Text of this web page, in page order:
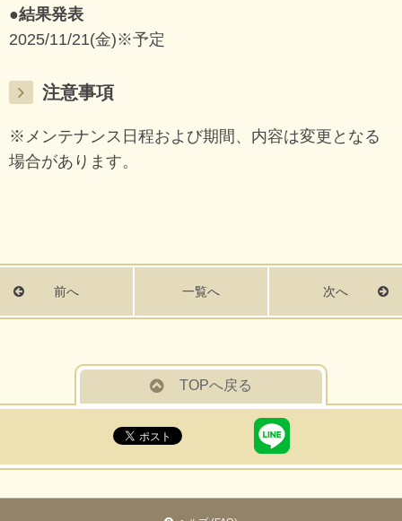
●結果発表
2025/11/21(金)※予定
注意事項
※メンテナンス日程および期間、内容は変更となる
場合があります。
前へ 一覧へ 次へ
TOPへ戻る